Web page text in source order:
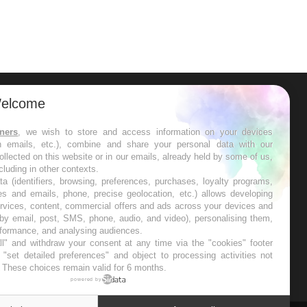
les semaines les meilleures
, we wish to store and access information on your devices
emails, etc.), combine and share your personal data with our
on this website or in our emails, already held by some of us,
in other contexts.
(identifiers, browsing, preferences, purchases, loyalty programs,
and emails, phone, precise geolocation, etc.) allows developing
content, commercial offers and ads across your devices and
email, post, SMS, phone, audio, and video), personalising them,
and analysing audiences.
and withdraw your consent at any time via the "cookies" footer
detailed preferences" and object to processing activities not
choices remain valid for 6 months.
powered by